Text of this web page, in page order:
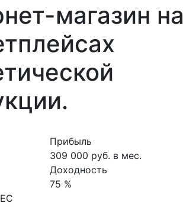
магазин на
Прибыль
309 000 руб. в мес.
Доходность
75 %